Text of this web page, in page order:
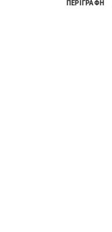
ΠΕΡΙΓΡΑΦΉ